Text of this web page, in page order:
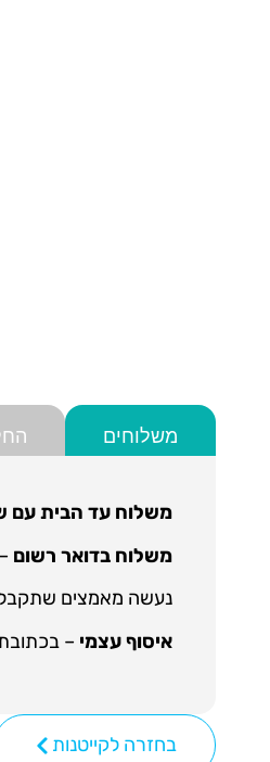
משלוחים
משלוח עד הבית עם
משלוח בדואר רשום – ₪15.
נעשה מאמצים
איסוף עצמי – בכתובת אמנון ותמר 4, שושנת העמקים. יש
בחזרה לקייטנות